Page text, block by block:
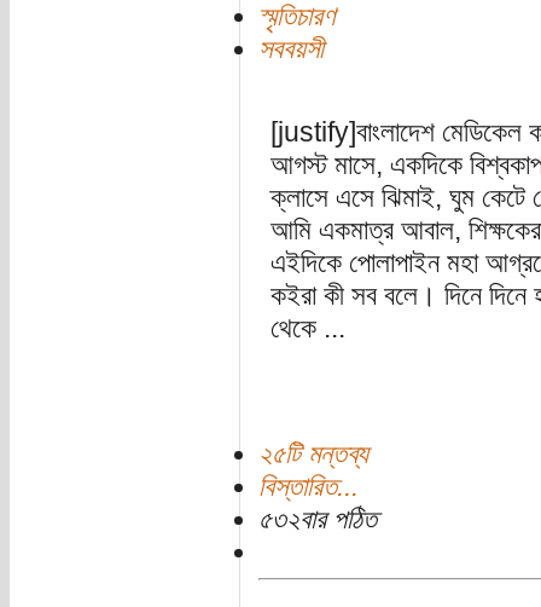
স্মৃতিচারণ
সববয়সী
[justify]বাংলাদেশ
আগস্ট মাসে, একদিকে
ক্লাসে এসে ঝিমাই, ঘুম কেটে
আমি একমাত্র আবাল,
এইদিকে পোলাপাইন মহা
কইরা কী সব বলে। দিনে
থেকে ...
২৫টি মন্তব্য
বিস্তারিত...
৫৩২বার পঠিত